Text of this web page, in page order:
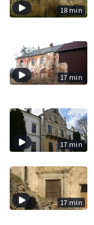
18 min
17 min
17 min
17 min